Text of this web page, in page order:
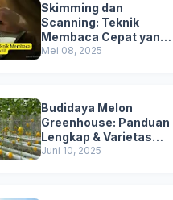
Skimming dan
Scanning: Teknik
Membaca Cepat yang
Efektif
Mei 08, 2025
Budidaya Melon
Greenhouse: Panduan
Lengkap & Varietas
Unggul
Juni 10, 2025